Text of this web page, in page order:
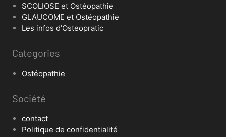
SCOLIOSE et Ostéopathie
GLAUCOME et Ostéopathie
Les infos d’Osteopratic
Categories
Ostéopathie
Société
contact
Politique de confidentialité